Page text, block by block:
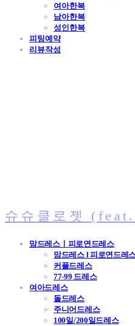
여아한복
남아한복
성인한복
피팅예약
리뷰작성
슈슈클로젯
맘드레스ㅣ피로연드레스
맘드레스 l 피로연드레
커플드레스
77-99 드레스
여아드레스
돌드레스
주니어드레스
100일/200일드레스